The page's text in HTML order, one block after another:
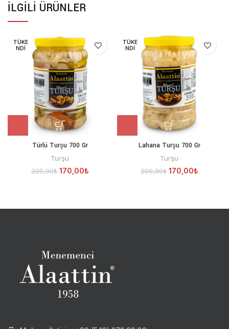
İLGILI ÜRÜNLER
TÜKE
NDI
Türlü Turşu 700 Gr
Turşu
200,00₺ 170,00₺
TÜKE
NDI
Lahana Turşu 700 Gr
Turşu
200,00₺ 170,00₺